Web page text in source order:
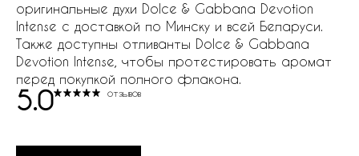
оригинальные духи Dolce & Gabbana Devotion
Intense с доставкой по Минску и всей Беларуси.
Также доступны отливанты Dolce & Gabbana
Devotion Intense, чтобы протестировать аромат
перед покупкой полного флакона.
5.0 отзывов